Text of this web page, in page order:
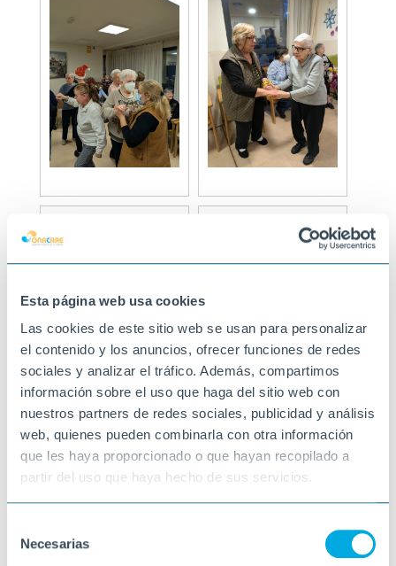
Esta página web usa cookies
Las cookies de este sitio web se usan para personalizar
el contenido y los anuncios, ofrecer funciones de redes
sociales y analizar el tráfico. Además, compartimos
información sobre el uso que haga del sitio web con
nuestros partners de redes sociales, publicidad y análisis
web, quienes pueden combinarla con otra información
que les haya proporcionado o que hayan recopilado a
partir del uso que haya hecho de sus servicios.
Necesarias